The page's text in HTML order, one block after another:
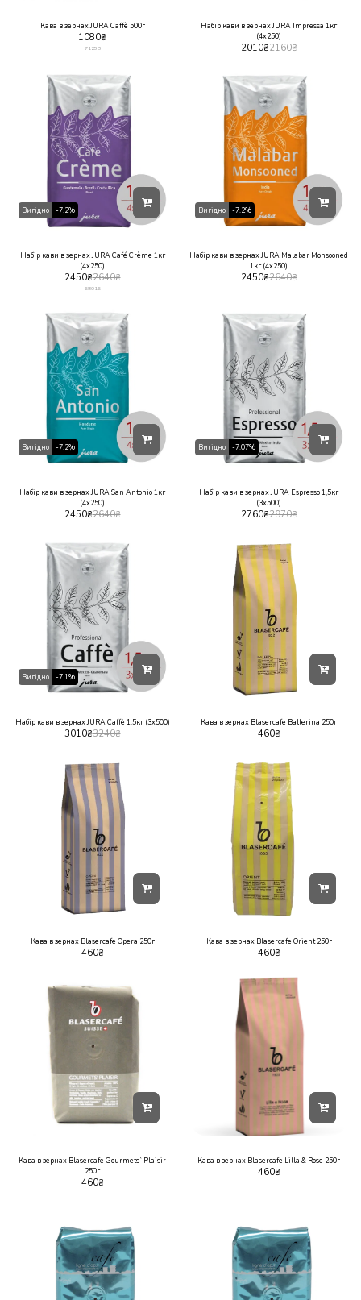
Кава в зернах JURA Caffè 500г
1080₴
71258
Набір кави в зернах JURA Impressa 1кг
(4х250)
2160₴
2010₴
Вигідно -7.2%
Набір кави в зернах JURA Café Crème 1кг
(4х250)
2640₴
2450₴
68016
Вигідно -7.2%
Набір кави в зернах JURA Malabar Monsooned
1кг (4х250)
2640₴
2450₴
Вигідно -7.2%
Набір кави в зернах JURA San Antonio 1кг
(4х250)
2640₴
2450₴
Вигідно -7.07%
Набір кави в зернах JURA Espresso 1,5кг
(3х500)
2970₴
2760₴
Вигідно -7.1%
Набір кави в зернах JURA Caffè 1,5кг (3х500)
3240₴
3010₴
Кава в зернах Blasercafe Ballerina 250г
460₴
Кава в зернах Blasercafe Opera 250г
460₴
Кава в зернах Blasercafe Orient 250г
460₴
Кава в зернах Blasercafe Gourmets` Plaisir
250г
460₴
Кава в зернах Blasercafe Lilla & Rose 250г
460₴